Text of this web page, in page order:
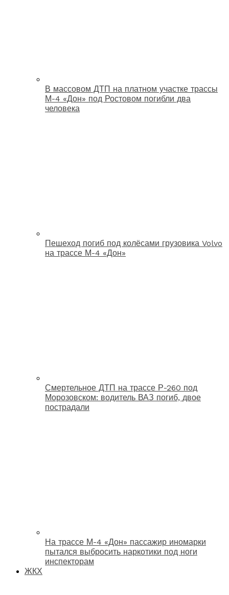
В массовом ДТП на платном участке трассы
М-4 «Дон» под Ростовом погибли два
человека
Пешеход погиб под колёсами грузовика Volvo
на трассе М-4 «Дон»
Смертельное ДТП на трассе Р-260 под
Морозовском: водитель ВАЗ погиб, двое
пострадали
На трассе М-4 «Дон» пассажир иномарки
пытался выбросить наркотики под ноги
инспекторам
ЖКХ